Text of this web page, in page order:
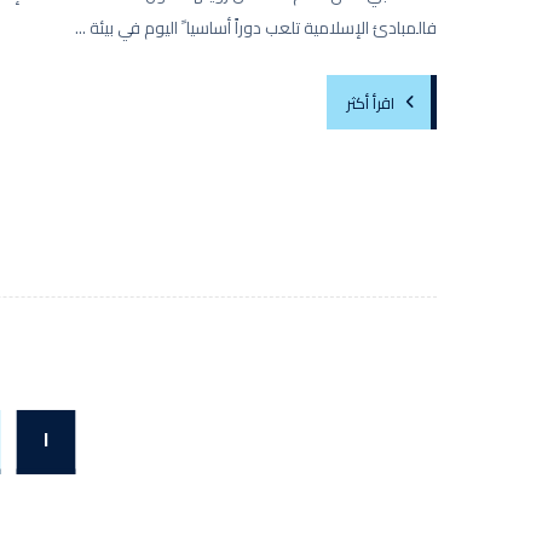
فالمبادئ الإسلامية تلعب دوراً أساسيا ً اليوم في بيئة ...
اقرأ أكثر
١